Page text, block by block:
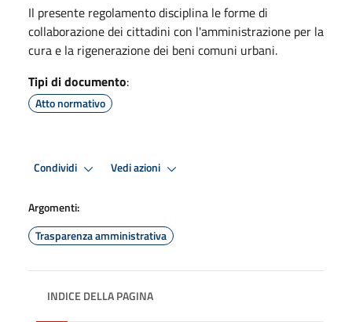
Il presente regolamento disciplina le forme di
collaborazione dei cittadini con l'amministrazione per la
cura e la rigenerazione dei beni comuni urbani.
Tipi di documento:
Atto normativo
Condividi Vedi azioni
Argomenti:
Trasparenza amministrativa
INDICE DELLA PAGINA